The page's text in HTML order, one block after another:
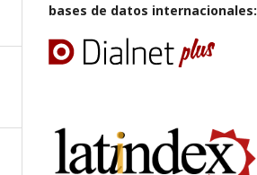
bases de datos internacionales: